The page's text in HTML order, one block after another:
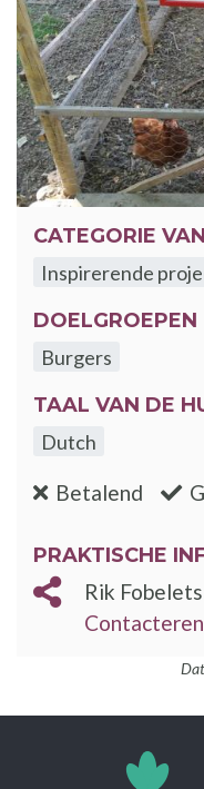
CATEGORIE
Inspirerende
DOELGROEPEN
Burgers
TAAL VAN DE
Dutch
Betalend :nee
PRAKTISCHE
Rik Fobelets